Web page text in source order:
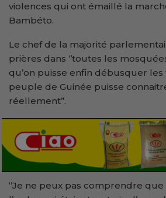
violences qui ont émaillé la
Bambéto.
Le chef de la majorité
prières dans ‘’toutes les
qu’on puisse enfin débusquer
peuple de Guinée puisse
réellement’’.
‘’Je ne peux pas comprendre